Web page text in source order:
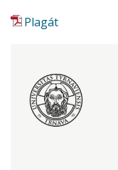
Plagát